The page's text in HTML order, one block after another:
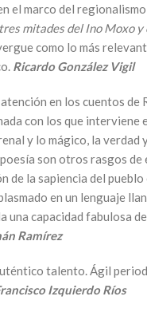
el marco del
mitades del Ino Moxo
como lo más
Ricardo González Vigil
en los cuentos de
con los que interviene
y lo mágico, la verdad
son otros rasgos de
de la sapiencia del
en un lenguaje
una capacidad fabulosa
Ramírez
talento. Ágil
Izquierdo Ríos